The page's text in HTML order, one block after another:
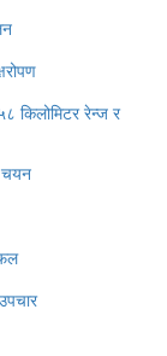
किलोमिटर रेन्ज र
चयन